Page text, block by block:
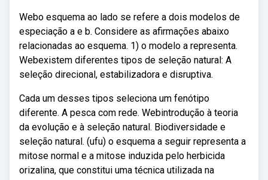
Webo esquema ao lado se refere a dois modelos de
especiação a e b. Considere as afirmações abaixo
relacionadas ao esquema. 1) o modelo a representa.
Webexistem diferentes tipos de seleção natural: A
seleção direcional, estabilizadora e disruptiva.
Cada um desses tipos seleciona um fenótipo
diferente. A pesca com rede. Webintrodução à teoria
da evolução e à seleção natural. Biodiversidade e
seleção natural. (ufu) o esquema a seguir representa a
mitose normal e a mitose induzida pelo herbicida
orizalina, que constitui uma técnica utilizada na